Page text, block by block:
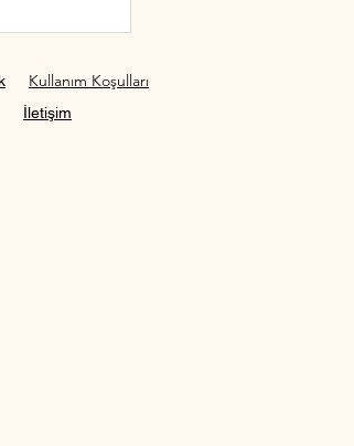
Kullanım Koşulları
İletişim